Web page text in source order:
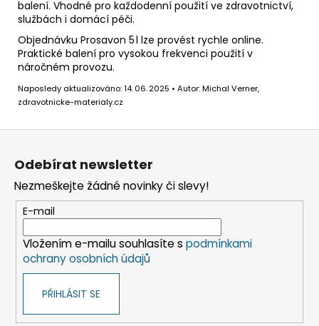
balení. Vhodné pro každodenní použití ve zdravotnictví,
službách i domácí péči.
Objednávku Prosavon 5 l lze provést rychle online.
Praktické balení pro vysokou frekvenci použití v
náročném provozu.
Naposledy aktualizováno: 14. 06. 2025 • Autor: Michal Verner,
zdravotnicke-materialy.cz
Odebírat newsletter
Nezmeškejte žádné novinky či slevy!
E-mail
Vložením e-mailu souhlasíte s podmínkami
ochrany osobních údajů
PŘIHLÁSIT SE